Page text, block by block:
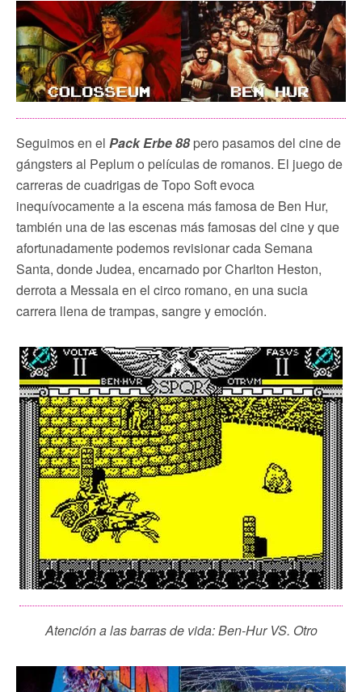
Seguimos en el Pack Erbe 88pero pasamos del cine de
gángsters al Peplum o películas de romanos. El juego de
carreras de cuadrigas de Topo Soft evoca
inequívocamente a la escena más famosa de Ben Hur,
también una de las escenas más famosas del cine y que
afortunadamente podemos revisionar cada Semana
Santa, donde Judea, encarnado por Charlton Heston,
derrota a Messala en el circo romano, en una sucia
carrera llena de trampas, sangre y emoción.
Atención a las barras de vida: Ben-Hur VS. Otro